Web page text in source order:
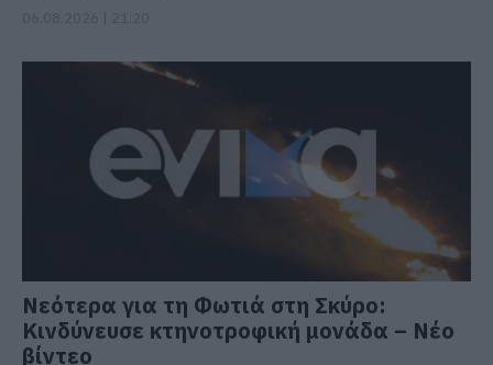
Νεότερα για τη Φωτιά στη Σκύρο:
Κινδύνευσε κτηνοτροφική μονάδα – Νέο
βίντεο